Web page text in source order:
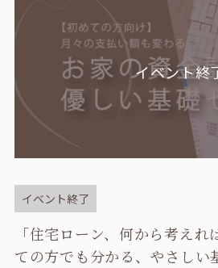
イベント終
イベント終了
「住宅ローン、何から考え
ての方でも分かる、やさしい